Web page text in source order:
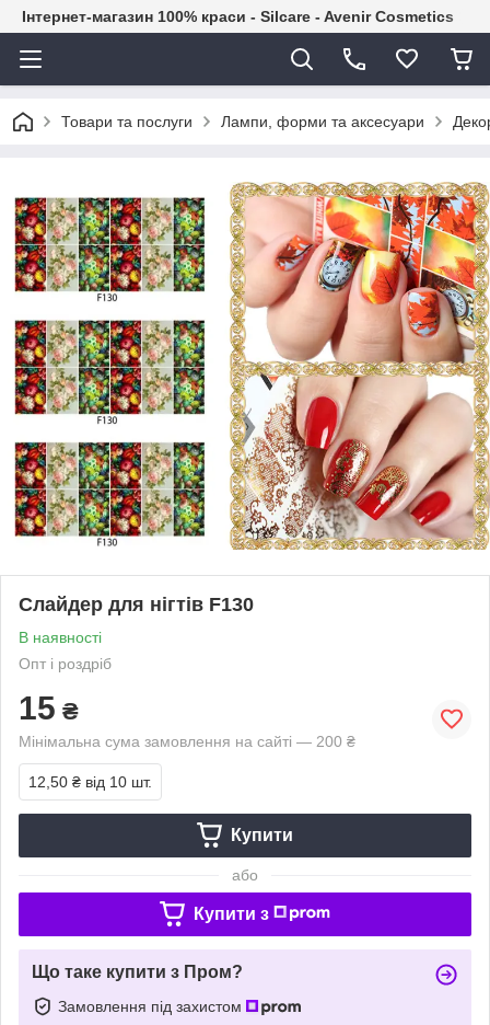
Інтернет-магазин 100% краси - Silcare - Avenir Cosmetics
Товари та послуги Лампи, форми та аксесуари
Слайдер для нігтів F130
В наявності
Опт і роздріб
15 ₴
Мінімальна сума замовлення на сайті — 200 ₴
12,50 ₴ від 10 шт.
Купити
або
Купити з
Що таке купити з Пром?
Замовлення під захистом